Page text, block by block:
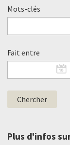
Mots-clés
Fait entre
Plus d'infos